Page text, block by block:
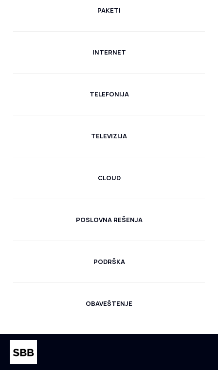
PAKETI
INTERNET
TELEFONIJA
TELEVIZIJA
CLOUD
POSLOVNA REŠENJA
PODRŠKA
OBAVEŠTENJE